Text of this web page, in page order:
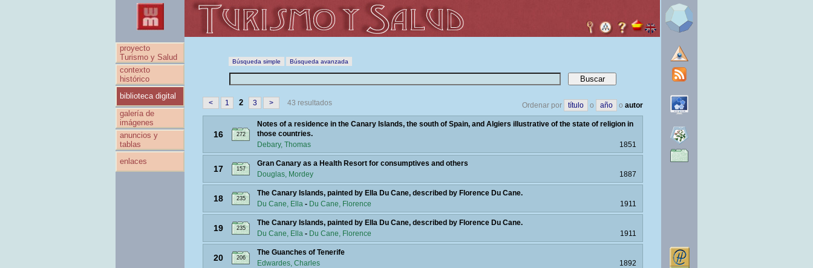
proyecto
Turismo y Salud
contexto
histórico
biblioteca digital
galería de
imágenes
anuncios y
tablas
enlaces
Búsqueda simple Búsqueda avanzada
Ordenar por título o año o autor
< 1 2 3 > 43 resultados
16 272
Notes of a residence in the Canary Islands, the south of Spain, and Algiers illustrative of the state of religion in
those countries.
Debary, Thomas
1851
17 157
Gran Canary as a Health Resort for consumptives and others
Douglas, Mordey
1887
18 235
The Canary Islands, painted by Ella Du Cane, described by Florence Du Cane.
Du Cane, Ella - Du Cane, Florence 1911
19 235
The Canary Islands, painted by Ella Du Cane, described by Florence Du Cane.
Du Cane, Ella - Du Cane, Florence 1911
20 206
The Guanches of Tenerife
Edwardes, Charles
1892